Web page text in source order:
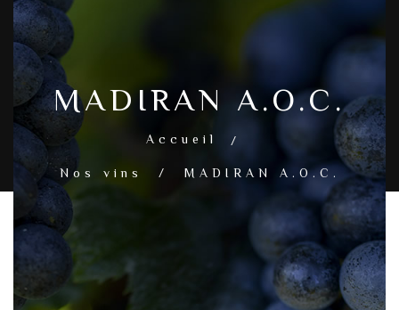
MADIRAN A.O.C.
Accueil
Nos vins / MADIRAN A.O.C.